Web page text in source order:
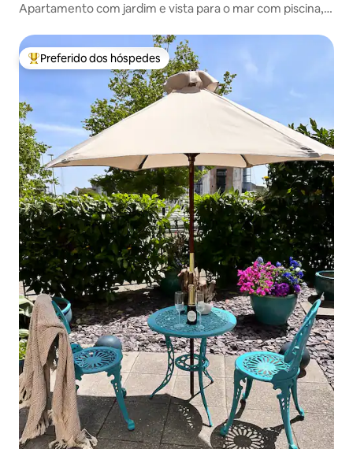
Apartamento com jardim e vista para o mar com piscina,
Entre os melhores preferidos dos hóspedes
Preferido dos hóspedes